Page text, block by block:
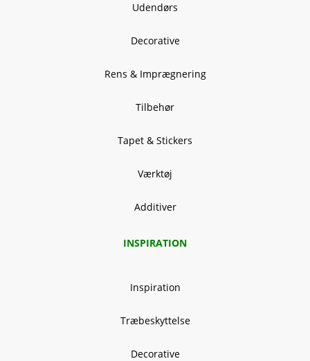
Udendørs
Decorative
Rens & Imprægnering
Tilbehør
Tapet & Stickers
Værktøj
Additiver
INSPIRATION
Inspiration
Træbeskyttelse
Decorative